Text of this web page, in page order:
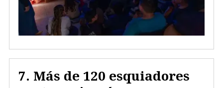
Más de 120 esquiadores